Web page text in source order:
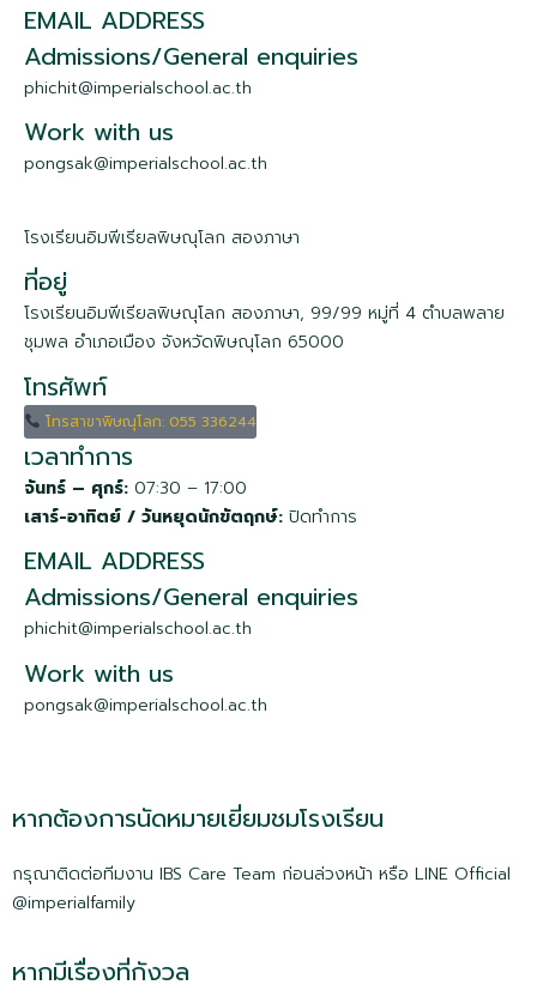
EMAIL ADDRESS
Admissions/General enquiries
phichit@imperialschool.ac.th
Work with us
pongsak@imperialschool.ac.th
โรงเรียนอิมพีเรียลพิษณุโลก สองภาษา
ที่อยู่
โรงเรียนอิมพีเรียลพิษณุโลก สองภาษา, 99/99 หมู่ที่ 4 ตำบลพลาย
ชุมพล อำเภอเมือง จังหวัดพิษณุโลก 65000
โทรศัพท์
โทรสาขาพิษณุโลก: 055 336244
เวลาทำการ
จันทร์ – ศุกร์: 07:30 – 17:00
เสาร์-อาทิตย์ / วันหยุดนักขัตฤกษ์: ปิดทำการ
EMAIL ADDRESS
Admissions/General enquiries
phichit@imperialschool.ac.th
Work with us
pongsak@imperialschool.ac.th
หากต้องการนัดหมายเยี่ยมชมโรงเรียน
กรุณาติดต่อทีมงาน IBS Care Team ก่อนล่วงหน้า หรือ LINE Official
@imperialfamily
หากมีเรื่องที่กังวล